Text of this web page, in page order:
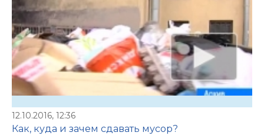
12.10.2016, 12:36
Как, куда и зачем сдавать мусор?